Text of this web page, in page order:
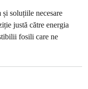
soluțiile necesare
justă către energia
fosili care ne